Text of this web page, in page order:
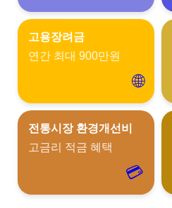
고용장려금
연간 최대 900만원
🌐
전통시장 환경개선비
고금리 적금 혜택
💳